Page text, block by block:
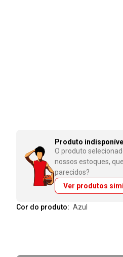
Produto indisponível
O produto
nossos estoques,
parecidos?
Ver produtos
Cor do produto: azul